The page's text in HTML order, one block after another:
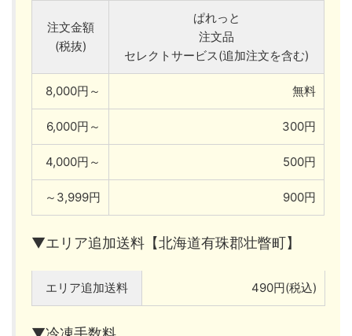
注文金額
(税抜)
ぱれっと
注文品
セレクトサービス(追加注文を含む)
8,000円～ 無料
6,000円～ 300円
4,000円～ 500円
～3,999円 900円
▼エリア追加送料【北海道有珠郡壮瞥町】
エリア追加送料 490円(税込)